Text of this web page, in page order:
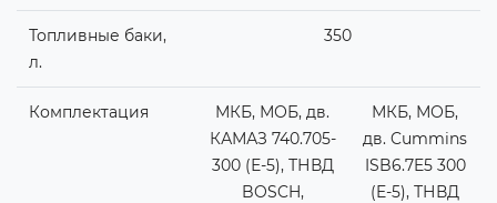
Топливные баки,
л.
350
Комплектация
МКБ, МОБ, дв.
КАМАЗ 740.705-
300 (Е-5), ТНВД
BOSCH,
МКБ, МОБ,
дв. Cummins
ISB6.7E5 300
(E-5), ТНВД